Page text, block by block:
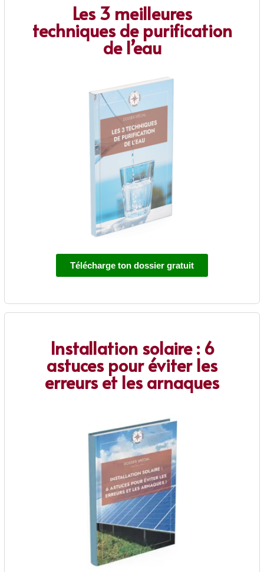
Les 3 meilleures
techniques de purification
de l’eau
Télécharge ton dossier gratuit
Installation solaire : 6
astuces pour éviter les
erreurs et les arnaques